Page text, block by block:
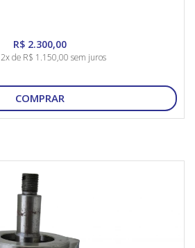
R$ 2.300,00
de R$ 1.150,00 sem juros
COMPRAR